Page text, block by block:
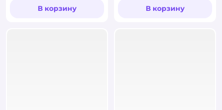
В корзину В корзину